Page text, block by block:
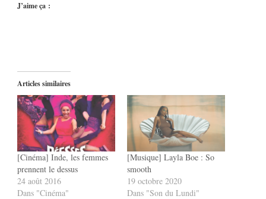
J’aime ça :
Articles similaires
[Cinéma] Inde, les femmes
prennent le dessus
24 août 2016
Dans "Cinéma"
[Musique] Layla Boe : So
smooth
19 octobre 2020
Dans "Son du Lundi"